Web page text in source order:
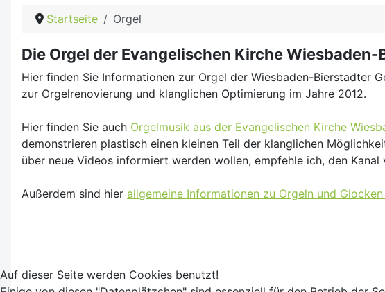
Startseite Orgel
Die Orgel der Evangelischen Kirche
Hier finden Sie Informationen zur Orgel der Wiesbaden-Bierstadter
zur Orgelrenovierung und klanglichen Optimierung im Jahre 2012.
Hier finden Sie auch Orgelmusik aus der Evangelischen Kirche
demonstrieren plastisch einen kleinen Teil der klanglichen
über neue Videos informiert werden wollen, empfehle ich, den
Außerdem sind hier allgemeine Informationen zu Orgeln und
Auf dieser Seite werden Cookies benutzt!